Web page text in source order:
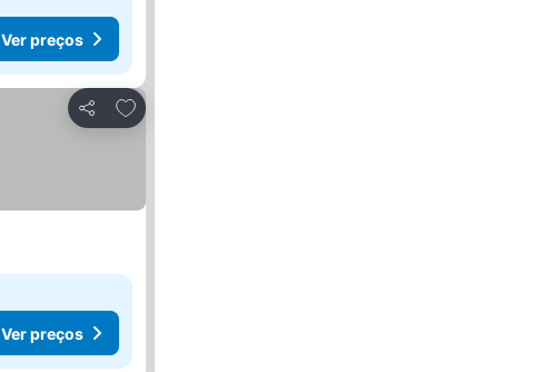
Ver preços
Partilhar
Adicionar aos favoritos
Ver preços